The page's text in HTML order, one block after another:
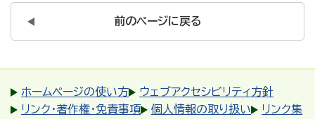
前のページに戻る
ホームページの使い方
ウェブアクセシビリティ方針
リンク・著作権・免責事項
個人情報の取り扱い
リンク集